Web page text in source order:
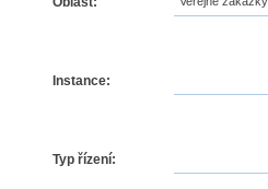
Instance:
Typ řízení: